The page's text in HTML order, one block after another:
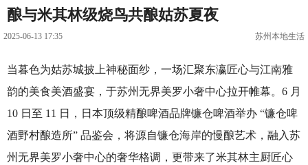
酿与米其林级烧鸟共酿姑苏夏夜
2025-06-13 17:35 苏州本地生活
当暮色为姑苏城披上神秘面纱，一场汇聚东瀛匠心与江南雅
韵的美食美酒盛宴，于苏州无界美罗小奢中心拉开帷幕。6 月
10 日至 11 日，日本顶级精酿啤酒品牌镰仓啤酒举办 “镰仓啤
酒野村酿造所” 品鉴会，将源自镰仓海岸的慢酿艺术，融入苏
州无界美罗小奢中心的奢华格调，更带来了米其林主厨匠心